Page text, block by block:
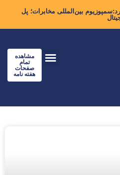
بین‌المللی مخابرات؛ پل
مشاهده
تمام
صفحات
هفته نامه